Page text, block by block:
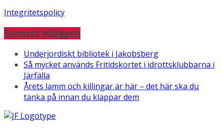
Integritetspolicy
Senaste inläggen
Underjordiskt bibliotek i Jakobsberg
Så mycket används Fritidskortet i idrottsklubbarna i
Järfälla
Årets lamm och killingar är här – det här ska du
tänka på innan du klappar dem